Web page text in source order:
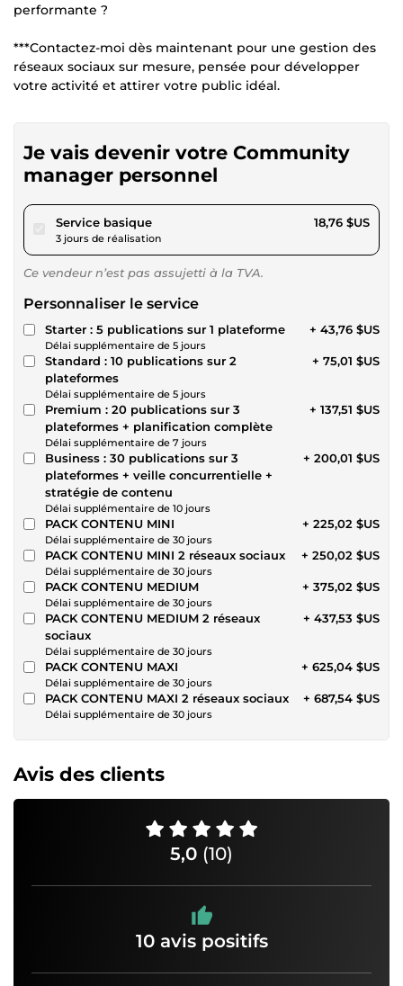
performante ?
***Contactez-moi dès maintenant pour une gestion des
réseaux sociaux sur mesure, pensée pour développer
votre activité et attirer votre public idéal.
Je vais devenir votre Community
manager personnel
Service basiquepour 17,28 $US
3 jours de réalisation
18,76 $US
Ce vendeur n’est pas assujetti à la TVA.
Personnaliser le service
Starter : 5 publications sur 1 plateforme
Délai supplémentaire de 5 jours
+ 43,76 $US
Standard : 10 publications sur 2
plateformes
Délai supplémentaire de 5 jours
+ 75,01 $US
Premium : 20 publications sur 3
plateformes + planification complète
Délai supplémentaire de 7 jours
+ 137,51 $US
Business : 30 publications sur 3
plateformes + veille concurrentielle +
stratégie de contenu
Délai supplémentaire de 10 jours
+ 200,01 $US
PACK CONTENU MINI
Délai supplémentaire de 30 jours
+ 225,02 $US
PACK CONTENU MINI 2 réseaux sociaux
Délai supplémentaire de 30 jours
+ 250,02 $US
PACK CONTENU MEDIUM
Délai supplémentaire de 30 jours
+ 375,02 $US
PACK CONTENU MEDIUM 2 réseaux
sociaux
Délai supplémentaire de 30 jours
+ 437,53 $US
PACK CONTENU MAXI
Délai supplémentaire de 30 jours
+ 625,04 $US
PACK CONTENU MAXI 2 réseaux sociaux
Délai supplémentaire de 30 jours
+ 687,54 $US
Avis des clients
5,0 (10)
10 avis positifs